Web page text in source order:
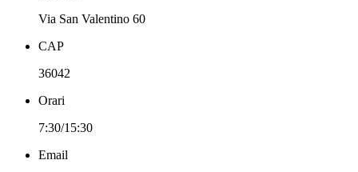
Via San Valentino 60
CAP
36042
Orari
7:30/15:30
Email